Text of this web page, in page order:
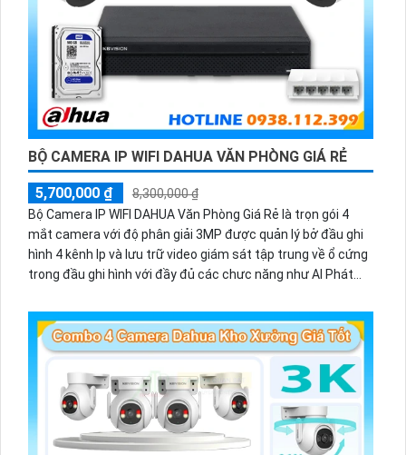
BỘ CAMERA IP WIFI DAHUA VĂN PHÒNG GIÁ RẺ
5,700,000 ₫
8,300,000 ₫
Bộ Camera IP WIFI DAHUA Văn Phòng Giá Rẻ là trọn gói 4
mắt camera với độ phân giải 3MP được quản lý bở đầu ghi
hình 4 kênh Ip và lưu trữ video giám sát tập trung về ổ cứng
trong đầu ghi hình với đầy đủ các chưc năng như AI Phát
có màu vào ban đêm